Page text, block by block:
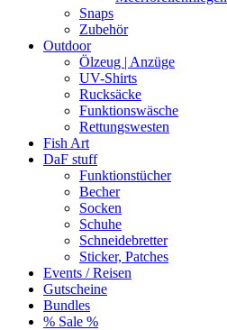
Snaps
Zubehör
Outdoor
Ölzeug | Anzüge
UV-Shirts
Rucksäcke
Funktionswäsche
Rettungswesten
Fish Art
DaF stuff
Funktionstücher
Becher
Socken
Schuhe
Schneidebretter
Sticker, Patches
Events / Reisen
Gutscheine
Bundles
% Sale %